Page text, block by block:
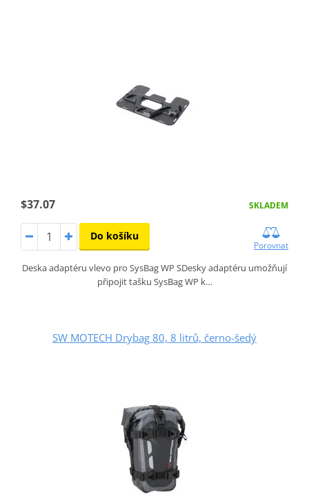
$37.07 SKLADEM
Do košíku
Porovnat
Deska adaptéru vlevo pro SysBag WP SDesky adaptéru umožňují
připojit tašku SysBag WP k…
SW MOTECH Drybag 80, 8 litrů, černo-šedý